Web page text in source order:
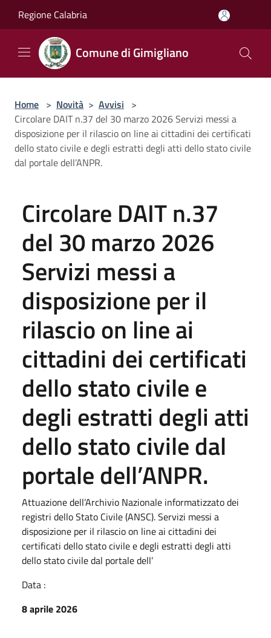
Regione Calabria
Comune di Gimigliano
Home > Novità > Avvisi >
Circolare DAIT n.37 del 30 marzo 2026 Servizi messi a
disposizione per il rilascio on line ai cittadini dei certificati
dello stato civile e degli estratti degli atti dello stato civile
dal portale dell’ANPR.
Circolare DAIT n.37
del 30 marzo 2026
Servizi messi a
disposizione per il
rilascio on line ai
cittadini dei certificati
dello stato civile e
degli estratti degli atti
dello stato civile dal
portale dell’ANPR.
Attuazione dell’Archivio Nazionale informatizzato dei
registri dello Stato Civile (ANSC). Servizi messi a
disposizione per il rilascio on line ai cittadini dei
certificati dello stato civile e degli estratti degli atti
dello stato civile dal portale dell’
Data :
8 aprile 2026